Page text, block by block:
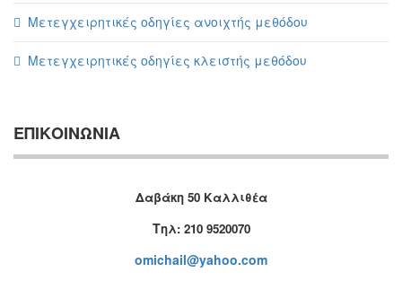
Μετεγχειρητικές οδηγίες ανοιχτής μεθόδου
Μετεγχειρητικές οδηγίες κλειστής μεθόδου
ΕΠΙΚΟΙΝΩΝΙΑ
Δαβάκη 50 Καλλιθέα
Tηλ: 210 9520070
omichail@yahoo.com